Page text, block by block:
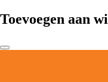
Toevoegen aan